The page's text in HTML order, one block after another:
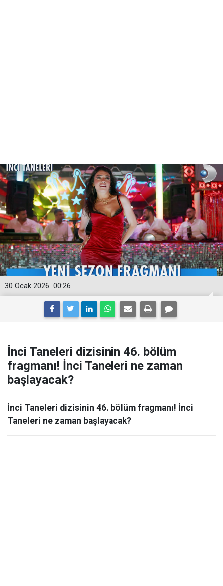
00:26
30 Ocak 2026
İnci Taneleri dizisinin 46. bölüm
fragmanı! İnci Taneleri ne zaman
başlayacak?
İnci Taneleri dizisinin 46. bölüm fragmanı! İnci
Taneleri ne zaman başlayacak?